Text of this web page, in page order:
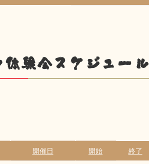
体験会スケジュール
開催日 開始 終了